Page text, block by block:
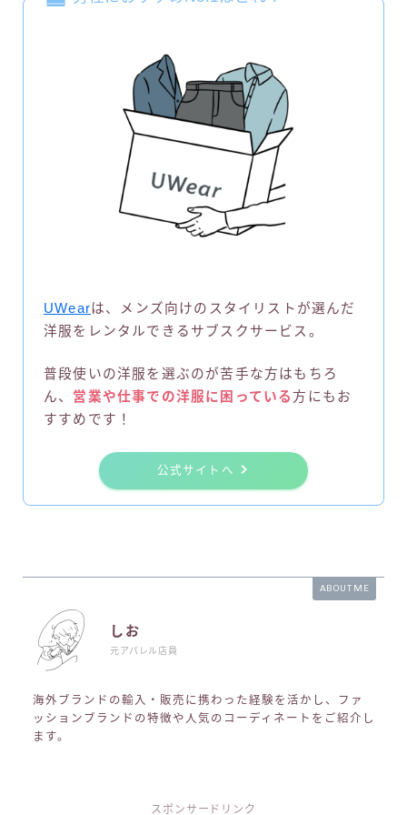
UWearは、メンズ向けのスタイリストが選んだ
洋服をレンタルできるサブスクサービス。
普段使いの洋服を選ぶのが苦手な方はもちろ
ん、 営業や仕事での洋服に困っている方にもお
すすめです！
公式サイトへ
ABOUT ME
しお
元アパレル店員
海外ブランドの輸入・販売に携わった経験を活かし、ファ
ッションブランドの特徴や人気のコーディネートをご紹介し
ます。
スポンサードリンク